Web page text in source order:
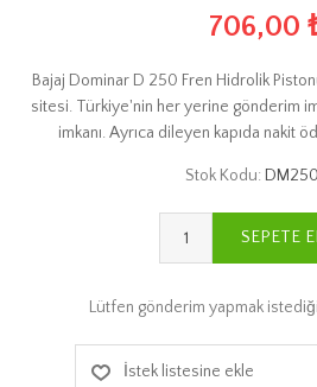
706,00
Bajaj Dominar D 250 Fren Hidrolik
sitesi. Türkiye'nin her yerine gönderim
imkanı. Ayrıca dileyen kapıda nakit
Stok Kodu:
SEPETE
Lütfen gönderim yapmak
İstek listesine ekle